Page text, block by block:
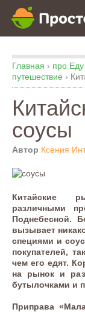
про Еду
про Кухню
про
Главная › про Еду
путешествие ›
соусы
Автор Ксения
Китайские
различными
Поднебесной.
вызывает
специями и
покупателей,
чем его едят.
на рынок и
бутылочками и
Приправа